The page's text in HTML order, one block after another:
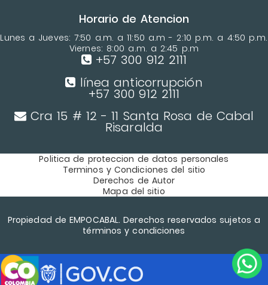
Horario de Atencion
Lunes a Jueves: 7:50 a.m. a 11:50 a.m - 2:10 p.m. a 4:50 p.m.
Viernes: 8:00 a.m. a 2:45 p.m
+57 300 912 2111
línea anticorrupción
+57 300 912 2111
Cra 15 # 12 - 11 Santa Rosa de Cabal
Risaralda
Politica de proteccion de datos personales
Terminos y Condiciones del sitio
Derechos de Autor
Mapa del sitio
Propiedad de EMPOCABAL. Derechos reservados sujetos a
términos y condiciones